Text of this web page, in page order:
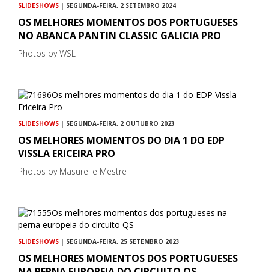
SLIDESHOWS | SEGUNDA-FEIRA, 2 SETEMBRO 2024
OS MELHORES MOMENTOS DOS PORTUGUESES
NO ABANCA PANTIN CLASSIC GALICIA PRO
Photos by WSL
SLIDESHOWS | SEGUNDA-FEIRA, 2 OUTUBRO 2023
OS MELHORES MOMENTOS DO DIA 1 DO EDP
VISSLA ERICEIRA PRO
Photos by Masurel e Mestre
SLIDESHOWS | SEGUNDA-FEIRA, 25 SETEMBRO 2023
OS MELHORES MOMENTOS DOS PORTUGUESES